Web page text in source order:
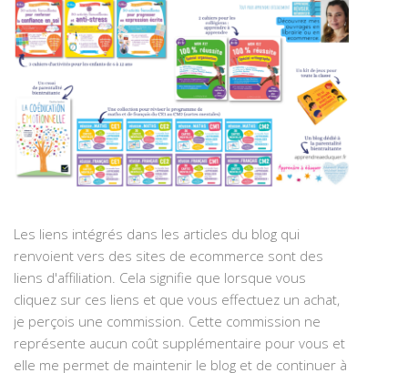
Les liens intégrés dans les articles du blog qui
renvoient vers des sites de ecommerce sont des
liens d'affiliation. Cela signifie que lorsque vous
cliquez sur ces liens et que vous effectuez un achat,
je perçois une commission. Cette commission ne
représente aucun coût supplémentaire pour vous et
elle me permet de maintenir le blog et de continuer à